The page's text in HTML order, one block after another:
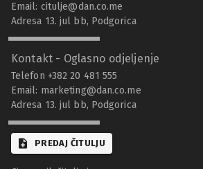
Email: citulje@dan.co.me
Adresa 13. jul bb, Podgorica
Kontakt - Oglasno odjeljenje
Telefon +382 20 481 555
Email: marketing@dan.co.me
Adresa 13. jul bb, Podgorica
PREDAJ ČITULJU